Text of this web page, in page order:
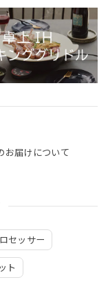
お届けについて
セッサー
ト